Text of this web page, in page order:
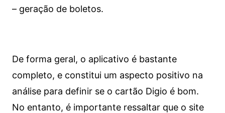
– geração de boletos.
De forma geral, o aplicativo é bastante
completo, e constitui um aspecto positivo na
análise para definir se o cartão Digio é bom.
No entanto, é importante ressaltar que o site